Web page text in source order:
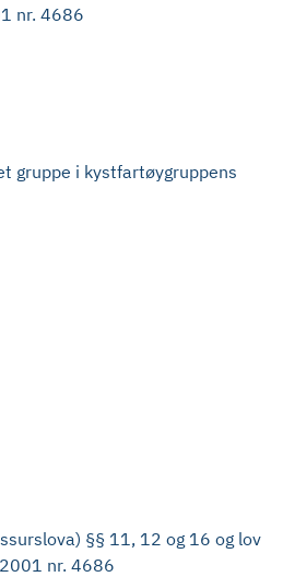
nr. 4686
gruppe i kystfartøygruppens
§§ 11, 12 og 16 og lov
nr. 4686